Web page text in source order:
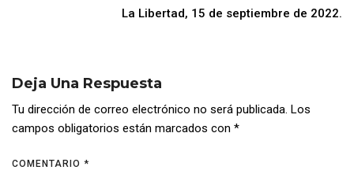
La Libertad, 15 de septiembre de 2022.
Deja Una Respuesta
Tu dirección de correo electrónico no será publicada. Los
campos obligatorios están marcados con *
COMENTARIO *